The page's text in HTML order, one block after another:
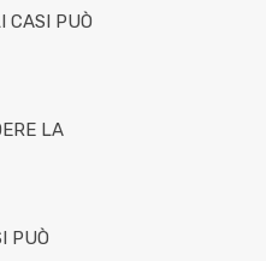
CASI PUÒ
LA
PUÒ